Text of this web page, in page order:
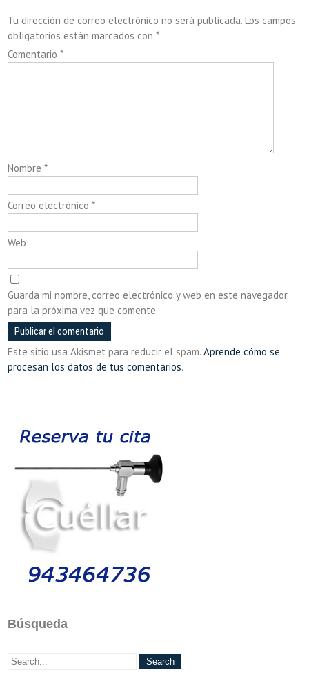
Tu dirección de correo electrónico no será publicada. Los campos
obligatorios están marcados con*
Comentario*
Nombre*
Correo electrónico*
Web
Guarda mi nombre, correo electrónico y web en este navegador
para la próxima vez que comente.
Este sitio usa Akismet para reducir el spam.Aprende cómo se
procesan los datos de tus comentarios.
Búsqueda